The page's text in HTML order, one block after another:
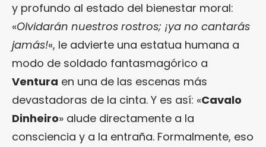
y profundo al estado del bienestar moral:
«Olvidarán nuestros rostros; ¡ya no cantarás
jamás!«, le advierte una estatua humana a
modo de soldado fantasmagórico a
Ventura en una de las escenas más
devastadoras de la cinta. Y es así: «Cavalo
Dinheiro» alude directamente a la
consciencia y a la entraña. Formalmente, eso